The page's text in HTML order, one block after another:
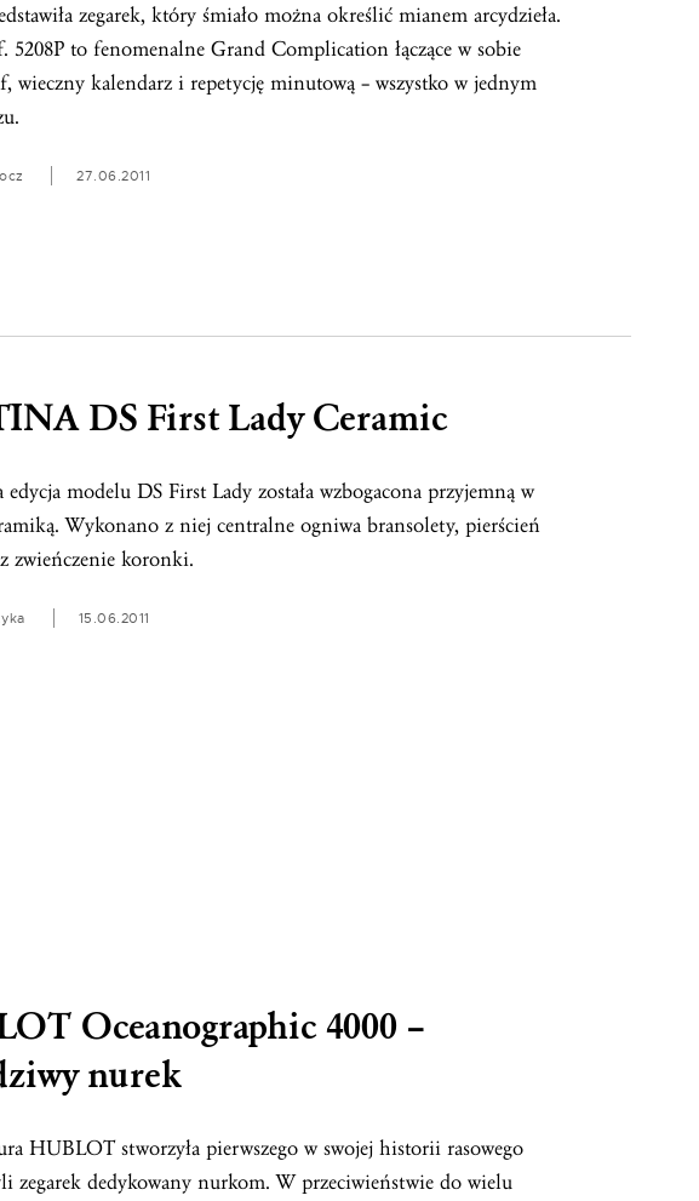
zegarek, który śmiało można określić mianem arcydzieła.
5208P to fenomenalne Grand Complication łączące w sobie
wieczny kalendarz i repetycję minutową – wszystko w jednym
27.06.2011
DS First Lady Ceramic
edycja modelu DS First Lady została wzbogacona przyjemną w
Wykonano z niej centralne ogniwa bransolety, pierścień
zwieńczenie koronki.
15.06.2011
Oceanographic 4000 –
nurek
HUBLOT stworzyła pierwszego w swojej historii rasowego
zegarek dedykowany nurkom. W przeciwieństwie do wielu